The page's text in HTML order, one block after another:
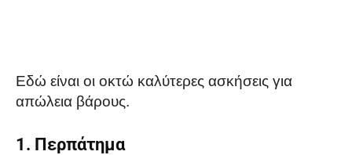
Εδώ είναι οι οκτώ καλύτερες ασκήσεις για
απώλεια βάρους.
1. Περπάτημα